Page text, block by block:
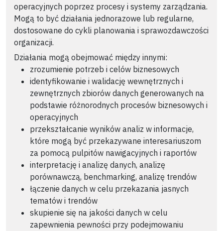
operacyjnych poprzez procesy i systemy zarządzania.
Mogą to być działania jednorazowe lub regularne,
dostosowane do cykli planowania i sprawozdawczości
organizacji.
Działania mogą obejmować między innymi:
zrozumienie potrzeb i celów biznesowych
identyfikowanie i walidację wewnętrznych i
zewnętrznych zbiorów danych generowanych na
podstawie różnorodnych procesów biznesowych i
operacyjnych
przekształcanie wyników analiz w informacje,
które mogą być przekazywane interesariuszom
za pomocą pulpitów nawigacyjnych i raportów
interpretację i analizę danych, analizę
porównawczą, benchmarking, analizę trendów
łączenie danych w celu przekazania jasnych
tematów i trendów
skupienie się na jakości danych w celu
zapewnienia pewności przy podejmowaniu